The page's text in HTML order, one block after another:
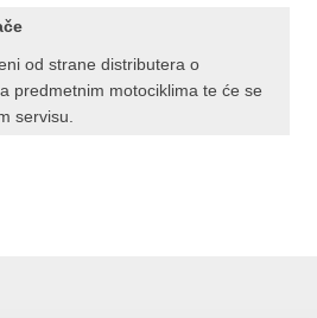
od strane distributera o
predmetnim motociklima te će se
servisu.